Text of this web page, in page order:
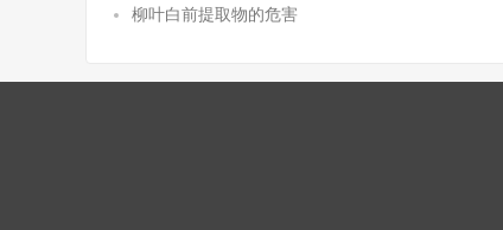
柳叶白前提取物的危害